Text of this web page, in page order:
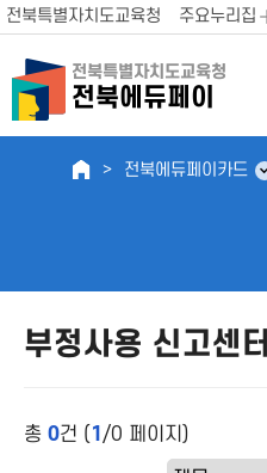
전북특별자치도교육청 주요누리집
전북특별자치도교육청
전북에듀페이
전북에듀페이카드
부정사용 신고센터
총 0건 ( 1 /0 페이지)